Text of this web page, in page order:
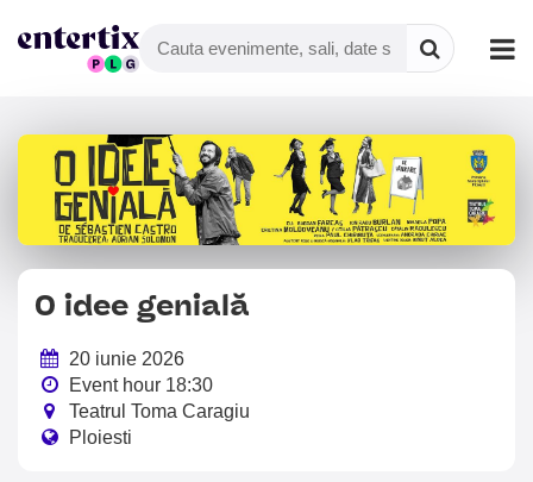
O idee genială
20 iunie 2026
Event hour 18:30
Teatrul Toma Caragiu
Ploiesti